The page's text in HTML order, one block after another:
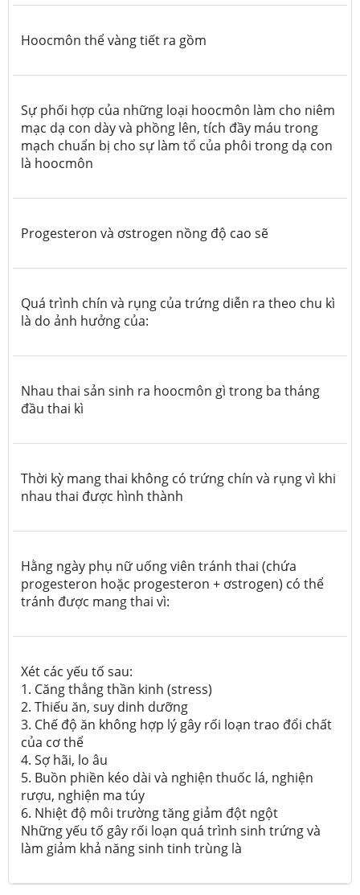
Hoocmôn thể vàng tiết ra gồm
Sự phối hợp của những loại hoocmôn làm cho niêm
mạc dạ con dày và phồng lên, tích đầy máu trong
mạch chuẩn bị cho sự làm tổ của phôi trong dạ con
là hoocmôn
Progesteron và ơstrogen nồng độ cao sẽ
Quá trình chín và rụng của trứng diễn ra theo chu kì
là do ảnh hưởng của:
Nhau thai sản sinh ra hoocmôn gì trong ba tháng
đầu thai kì
Thời kỳ mang thai không có trứng chín và rụng vì khi
nhau thai được hình thành
Hằng ngày phụ nữ uống viên tránh thai (chứa
progesteron hoặc progesteron + ơstrogen) có thể
tránh được mang thai vì:
Xét các yếu tố sau:
1. Căng thẳng thần kinh (stress)
2. Thiếu ăn, suy dinh dưỡng
3. Chế độ ăn không hợp lý gây rối loạn trao đổi chất
của cơ thể
4. Sợ hãi, lo âu
5. Buồn phiền kéo dài và nghiện thuốc lá, nghiện
rượu, nghiện ma túy
6. Nhiệt độ môi trường tăng giảm đột ngột
Những yếu tố gây rối loạn quá trình sinh trứng và
làm giảm khả năng sinh tinh trùng là